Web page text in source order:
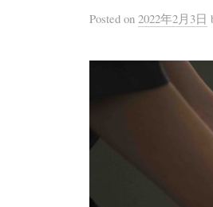
Posted on 2022年2月3日